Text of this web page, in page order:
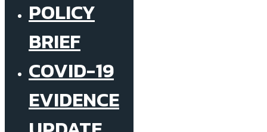
POLICY
BRIEF
COVID-19
EVIDENCE